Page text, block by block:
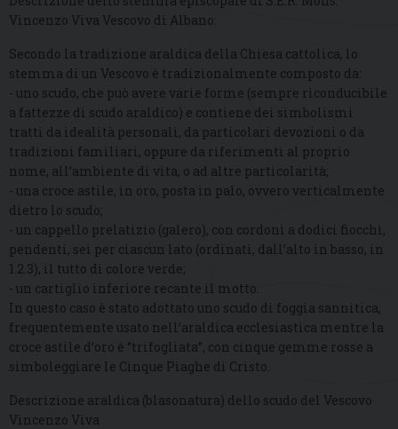
Vincenzo Viva Vescovo di Albano:
Secondo la tradizione araldica della Chiesa cattolica, lo
stemma di un Vescovo è tradizionalmente composto da:
- uno scudo, che può avere varie forme (sempre riconducibile
a fattezze di scudo araldico) e contiene dei simbolismi
tratti da idealità personali, da particolari devozioni o da
tradizioni familiari, oppure da riferimenti al proprio
nome, all’ambiente di vita, o ad altre particolarità;
- una croce astile, in oro, posta in palo, ovvero verticalmente
dietro lo scudo;
- un cappello prelatizio (galero), con cordoni a dodici fiocchi,
pendenti, sei per ciascun lato (ordinati, dall’alto in basso, in
1.2.3), il tutto di colore verde;
- un cartiglio inferiore recante il motto.
In questo caso è stato adottato uno scudo di foggia sannitica,
frequentemente usato nell’araldica ecclesiastica mentre la
croce astile d’oro è “trifogliata”, con cinque gemme rosse a
simboleggiare le Cinque Piaghe di Cristo.
Descrizione araldica (blasonatura) dello scudo del Vescovo
Vincenzo Viva